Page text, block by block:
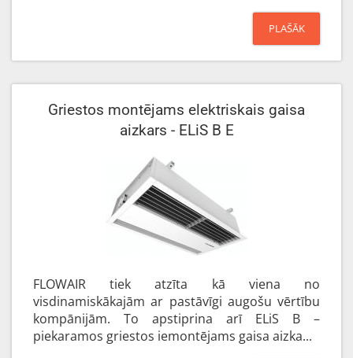
PLAŠĀK
Griestos montējams elektriskais gaisa
aizkars - ELiS B E
FLOWAIR tiek atzīta kā viena no
visdinamiskākajām ar pastāvīgi augošu vērtību
kompānijām. To apstiprina arī ELiS B –
piekaramos griestos iemontējams gaisa aizka...